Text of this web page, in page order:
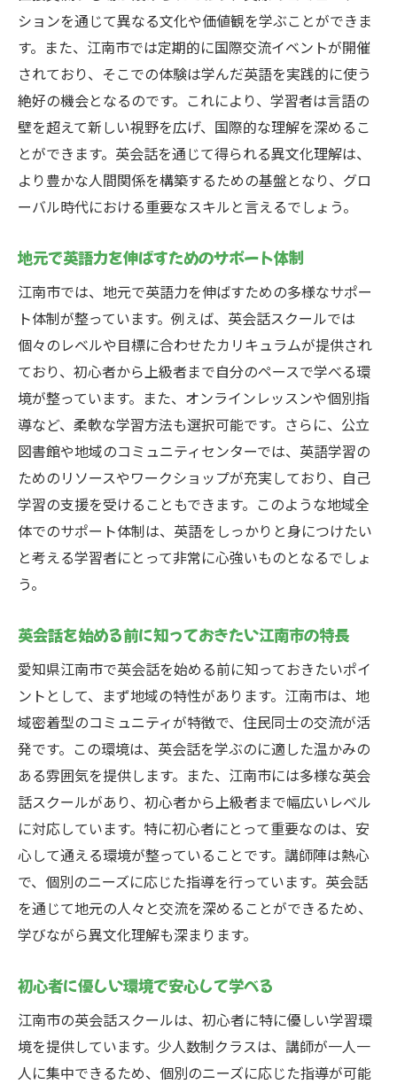
多様な国籍の講師から学ぶメリット
英会話学習を続けるためのモチベーション維持
法
学習仲間との交流でモチベーションをアッ
プ
定期的な目標設定と達成感の重要性
楽しく学ぶための工夫とアイデア
興味を持続させるための多様なアプローチ
挫折しないための心構えと実践方法
江南市で英語力を高めるためのオンラインリソ
ース活用術
便利なオンラインツールで自主学習をサポ
ート
動画と音声を活用した学習法
オンラインレッスンのメリットとその活用
自宅でできるおすすめの英会話練習
デジタル教材を使った効果的な復習方法
イズプラン
個人の目標に合わせたプランニングの重要
性
効果的な学習スケジュールの作成方法
プラン見直しで学習効果を最大化
進捗を測るための具体的な方法
柔軟に対応できるプランの組み立て方
自分だけのオリジナルプランを作るコツ
ションを通じて異なる文化や価値観を学ぶことができま
す。また、江南市では定期的に国際交流イベントが開催
されており、そこでの体験は学んだ英語を実践的に使う
絶好の機会となるのです。これにより、学習者は言語の
壁を超えて新しい視野を広げ、国際的な理解を深めるこ
とができます。英会話を通じて得られる異文化理解は、
より豊かな人間関係を構築するための基盤となり、グロ
ーバル時代における重要なスキルと言えるでしょう。
地元で英語力を伸ばすためのサポート体制
江南市では、地元で英語力を伸ばすための多様なサポー
ト体制が整っています。例えば、英会話スクールでは
個々のレベルや目標に合わせたカリキュラムが提供され
ており、初心者から上級者まで自分のペースで学べる環
境が整っています。また、オンラインレッスンや個別指
導など、柔軟な学習方法も選択可能です。さらに、公立
図書館や地域のコミュニティセンターでは、英語学習の
ためのリソースやワークショップが充実しており、自己
学習の支援を受けることもできます。このような地域全
体でのサポート体制は、英語をしっかりと身につけたい
と考える学習者にとって非常に心強いものとなるでしょ
う。
英会話を始める前に知っておきたい江南市の特長
愛知県江南市で英会話を始める前に知っておきたいポイ
ントとして、まず地域の特性があります。江南市は、地
域密着型のコミュニティが特徴で、住民同士の交流が活
発です。この環境は、英会話を学ぶのに適した温かみの
ある雰囲気を提供します。また、江南市には多様な英会
話スクールがあり、初心者から上級者まで幅広いレベル
に対応しています。特に初心者にとって重要なのは、安
心して通える環境が整っていることです。講師陣は熱心
で、個別のニーズに応じた指導を行っています。英会話
を通じて地元の人々と交流を深めることができるため、
学びながら異文化理解も深まります。
初心者に優しい環境で安心して学べる
江南市の英会話スクールは、初心者に特に優しい学習環
境を提供しています。少人数制クラスは、講師が一人一
人に集中できるため、個別のニーズに応じた指導が可能